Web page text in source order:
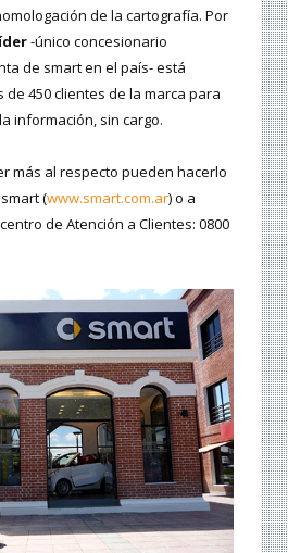
de la cartografía. Por
-único concesionario
de smart en el país- está
450 clientes de la marca para
información, sin cargo.
más al respecto pueden hacerlo
(www.smart.com.ar) o a
de Atención a Clientes: 0800